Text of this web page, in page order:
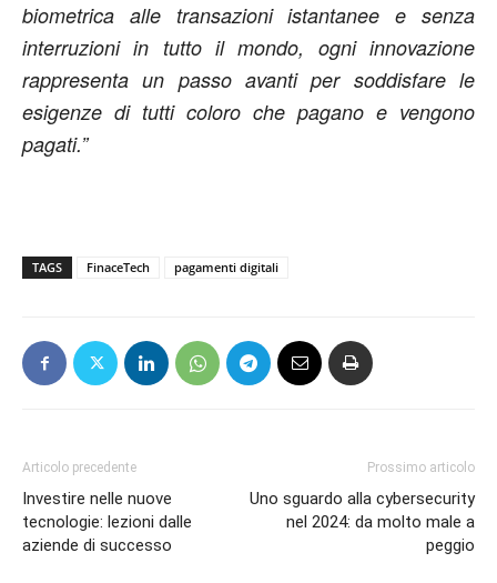
biometrica alle transazioni istantanee e senza
interruzioni in tutto il mondo, ogni innovazione
rappresenta un passo avanti per soddisfare le
esigenze di tutti coloro che pagano e vengono
pagati.”
TAGS FinaceTech pagamenti digitali
Articolo precedente
Investire nelle nuove
tecnologie: lezioni dalle
aziende di successo
Prossimo articolo
Uno sguardo alla cybersecurity
nel 2024: da molto male a
peggio